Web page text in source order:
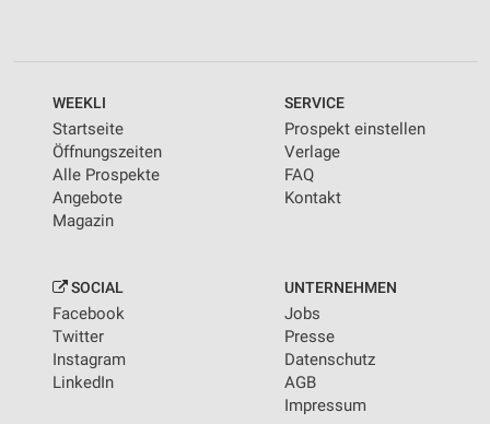
WEEKLI
Startseite
Öffnungszeiten
Alle Prospekte
Angebote
Magazin
SERVICE
Prospekt einstellen
Verlage
FAQ
Kontakt
SOCIAL
Facebook
Twitter
Instagram
LinkedIn
UNTERNEHMEN
Jobs
Presse
Datenschutz
AGB
Impressum